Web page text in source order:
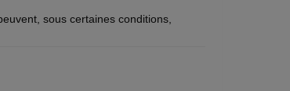
sous certaines conditions,